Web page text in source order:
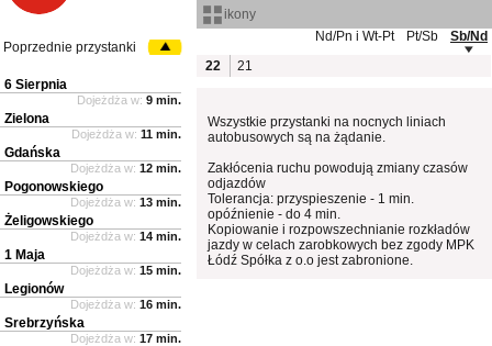
ikony
Nd/Pn i Wt-Pt
Pt/Sb
Sb/Nd
22
21
Wszystkie przystanki na nocnych liniach
autobusowych są na żądanie.
Zakłócenia ruchu powodują zmiany czasów
odjazdów
Tolerancja: przyspieszenie - 1 min.
opóźnienie - do 4 min.
Kopiowanie i rozpowszechnianie rozkładów
jazdy w celach zarobkowych bez zgody MPK
Łódź Spółka z o.o jest zabronione.
Poprzednie przystanki
6 Sierpnia
Dojeżdża w: 9 min.
Zielona
Dojeżdża w: 11 min.
Gdańska
Dojeżdża w: 12 min.
Pogonowskiego
Dojeżdża w: 13 min.
Żeligowskiego
Dojeżdża w: 14 min.
1 Maja
Dojeżdża w: 15 min.
Legionów
Dojeżdża w: 16 min.
Srebrzyńska
Dojeżdża w: 17 min.